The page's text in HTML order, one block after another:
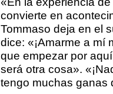
convierte en
Tommaso deja en el
dice: «¡Amarme a mí
que empezar por
será otra cosa».
tengo muchas ganas